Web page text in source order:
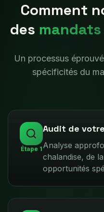
Comment
des mandats
Un processus
spécificités du
Étape 1
Audit de
Analyse
chalandise, de
opportunités